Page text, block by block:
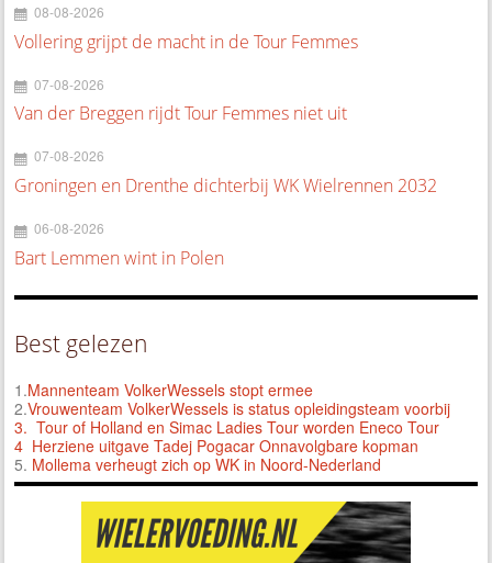
08-08-2026
Vollering grijpt de macht in de Tour Femmes
07-08-2026
Van der Breggen rijdt Tour Femmes niet uit
07-08-2026
Groningen en Drenthe dichterbij WK Wielrennen 2032
06-08-2026
Bart Lemmen wint in Polen
Best gelezen
1.Mannenteam VolkerWessels stopt ermee
2.Vrouwenteam VolkerWessels is status opleidingsteam voorbij
3. Tour of Holland en Simac Ladies Tour worden Eneco Tour
4 Herziene uitgave Tadej Pogacar Onnavolgbare kopman
5. Mollema verheugt zich op WK in Noord-Nederland